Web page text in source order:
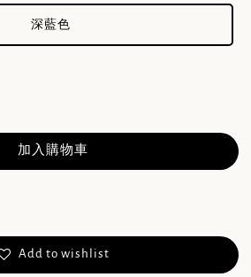
深藍色
加入購物車
Add to wishlist